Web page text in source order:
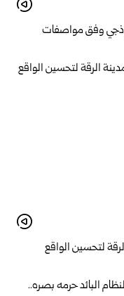
وفق مواصفات
لتحسين الواقع